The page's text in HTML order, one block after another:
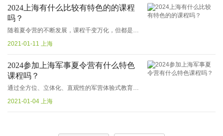
2024上海有什么比较有特色的的课程
吗？
随着夏令营的不断发展，课程千变万化，但都是为了孩子量身定制的，是适应儿童青少年发展的心理需求。那么2024上海夏令营有什么比较有特色的课程呢？...
2021-01-11 上海
2024参加上海军事夏令营有什么特色
课程吗？
通过全方位、立体化、直观性的军营体验式教育活动，帮助学员独立自主，养成良好行为习惯，使学生深刻的懂得人生意义，2022参加上海军事的夏令营有什么特色课程呢？...
2021-01-04 上海